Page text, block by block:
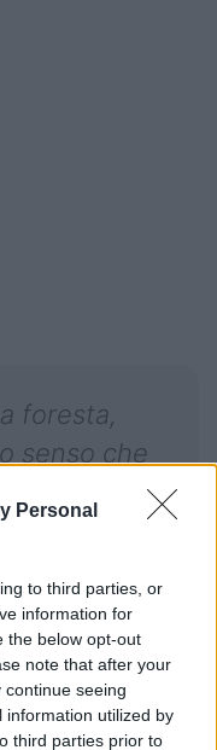
Personal
to third parties, or
information for
the below opt-out
note that after your
seeing
information utilized by
third parties prior to
foresta,
senso che